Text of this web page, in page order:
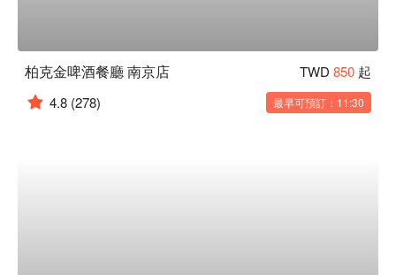
柏克金啤酒餐廳 南京店 TWD 850 起
4.8 (278) 最早可預訂：11:30